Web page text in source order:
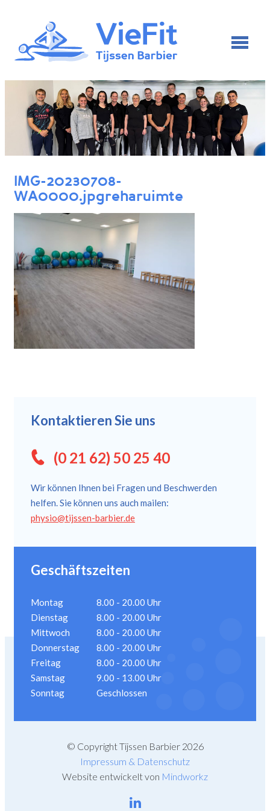
IMG-20230708-
WA0000.jpgreharuimte
Kontaktieren Sie uns
(0 21 62) 50 25 40
Wir können Ihnen bei Fragen und Beschwerden
helfen. Sie können uns auch mailen:
physio@tijssen-barbier.de
Geschäftszeiten
Montag
8.00 - 20.00 Uhr
Dienstag
8.00 - 20.00 Uhr
Mittwoch
8.00 - 20.00 Uhr
Donnerstag
8.00 - 20.00 Uhr
Freitag
8.00 - 20.00 Uhr
Samstag
9.00 - 13.00 Uhr
Sonntag
Geschlossen
© Copyright Tijssen Barbier 2026
Impressum & Datenschutz
Website entwickelt von Mindworkz